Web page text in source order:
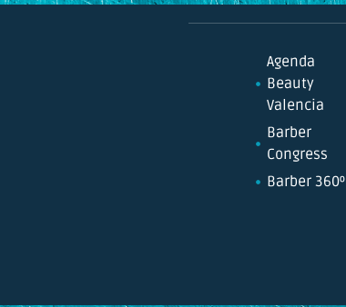
Agenda
Beauty
Valencia
Barber
Congress
Barber 360º